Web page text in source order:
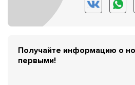
Получайте информацию о
первыми!